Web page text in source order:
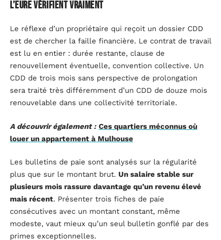
l’Eure vérifient vraiment
Le réflexe d’un propriétaire qui reçoit un dossier CDD
est de chercher la faille financière. Le contrat de travail
est lu en entier : durée restante, clause de
renouvellement éventuelle, convention collective. Un
CDD de trois mois sans perspective de prolongation
sera traité très différemment d’un CDD de douze mois
renouvelable dans une collectivité territoriale.
A découvrir également : Ces quartiers méconnus où
louer un appartement à Mulhouse
Les bulletins de paie sont analysés sur la régularité
plus que sur le montant brut. Un salaire stable sur
plusieurs mois rassure davantage qu’un revenu élevé
mais récent. Présenter trois fiches de paie
consécutives avec un montant constant, même
modeste, vaut mieux qu’un seul bulletin gonflé par des
primes exceptionnelles.